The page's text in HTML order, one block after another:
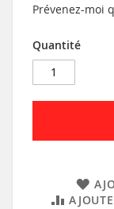
Prévenez-moi
Quantité